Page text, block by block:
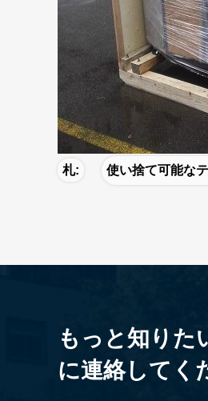
札: 使い捨て可能な
もっと知りた
に連絡してく